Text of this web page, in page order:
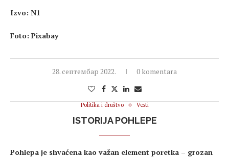
Izvo: N1
Foto: Pixabay
28. септембар 2022. 0 komentara
Politika i društvo Vesti
ISTORIJA POHLEPE
Pohlepa je shvaćena kao važan element poretka – grozan